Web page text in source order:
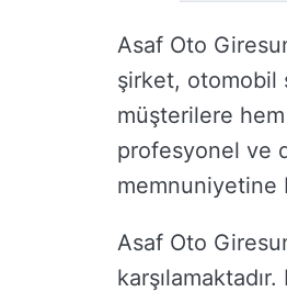
Asaf Oto
şirket, otomobil
müşterilere
profesyonel ve
memnuniyetine
Asaf Oto